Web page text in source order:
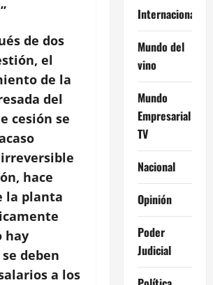
de dos
el
de la
del
cesión se
hace
la planta
hay
deben
a los
Internacional
Mundo del
vino
Mundo
Empresarial
TV
Nacional
Opinión
Poder
Judicial